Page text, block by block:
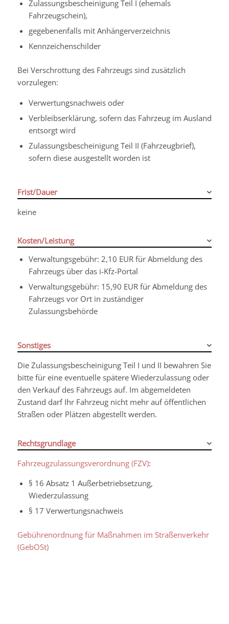
Zulassungsbescheinigung Teil I (ehemals
Fahrzeugschein),
gegebenenfalls mit Anhängerverzeichnis
Kennzeichenschilder
Bei Verschrottung des Fahrzeugs sind zusätzlich
vorzulegen:
Verwertungsnachweis oder
Verbleibserklärung, sofern das Fahrzeug im Ausland
entsorgt wird
Zulassungsbescheinigung Teil II (Fahrzeugbrief),
sofern diese ausgestellt worden ist
Frist/Dauer
keine
Kosten/Leistung
Verwaltungsgebühr: 2,10 EUR für Abmeldung des
Fahrzeugs über das i-Kfz-Portal
Verwaltungsgebühr: 15,90 EUR für Abmeldung des
Fahrzeugs vor Ort in zuständiger
Zulassungsbehörde
Sonstiges
Die Zulassungsbescheinigung Teil I und II bewahren Sie
bitte für eine eventuelle spätere Wiederzulassung oder
den Verkauf des Fahrzeugs auf. Im abgemeldeten
Zustand darf Ihr Fahrzeug nicht mehr auf öffentlichen
Straßen oder Plätzen abgestellt werden.
Rechtsgrundlage
Fahrzeugzulassungsverordnung (FZV):
§ 16 Absatz 1 Außerbetriebsetzung,
Wiederzulassung
§ 17 Verwertungsnachweis
Gebührenordnung für Maßnahmen im Straßenverkehr
(GebOSt)